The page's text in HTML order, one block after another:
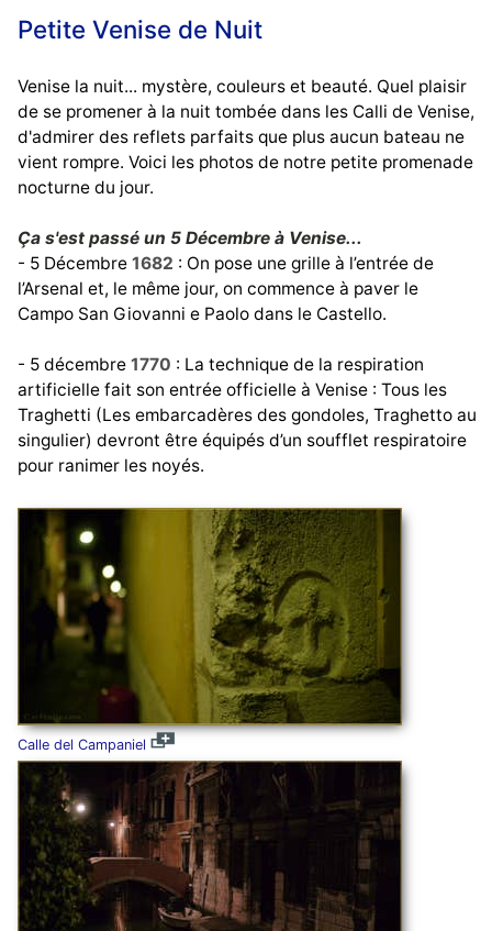
Petite Venise de Nuit
Venise la nuit... mystère, couleurs et beauté. Quel plaisir
de se promener à la nuit tombée dans les Calli de Venise,
d'admirer des reflets parfaits que plus aucun bateau ne
vient rompre. Voici les photos de notre petite promenade
nocturne du jour.
Ça s'est passé un 5 Décembre à Venise...
- 5 Décembre 1682 : On pose une grille à l’entrée de
l’Arsenal et, le même jour, on commence à paver le
Campo San Giovanni e Paolo dans le Castello.
- 5 décembre 1770 : La technique de la respiration
artificielle fait son entrée officielle à Venise : Tous les
Traghetti (Les embarcadères des gondoles, Traghetto au
singulier) devront être équipés d’un soufflet respiratoire
pour ranimer les noyés.
Calle del Campaniel